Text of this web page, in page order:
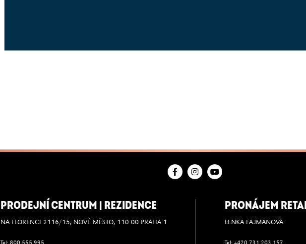
PRODEJNÍ CENTRUM | REZIDENCE
NA FLORENCI 2116/15, NOVÉ MĚSTO, 110 00 PRAHA 1
Tel: 800 555 995
PRONÁJEM
LENKA FAJMANOVÁ
Tel: +420 731 203 157